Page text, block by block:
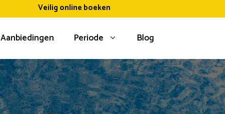
Veilig online boeken
Aanbiedingen Periode Blog